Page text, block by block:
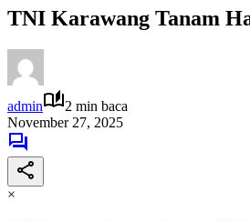
TNI Karawang Tanam
admin
2 min baca
November 27, 2025
×